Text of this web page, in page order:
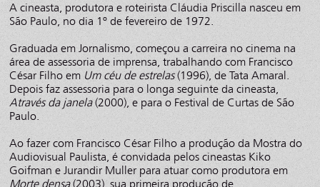
A cineasta, produtora e roteirista Cláudia Priscilla nasceu em
São Paulo, no dia 1º de fevereiro de 1972.
Graduada em Jornalismo, começou a carreira no cinema na
área de assessoria de imprensa, trabalhando com Francisco
César Filho em Um céu de estrelas(1996), de Tata Amaral.
Depois faz assessoria para o longa seguinte da cineasta,
Através da janela(2000), e para o Festival de Curtas de São
Paulo.
Ao fazer com Francisco César Filho a produção da Mostra do
Audiovisual Paulista, é convidada pelos cineastas Kiko
Goifman e Jurandir Muller para atuar como produtora em
Morte densa(2003), sua primeira produção de